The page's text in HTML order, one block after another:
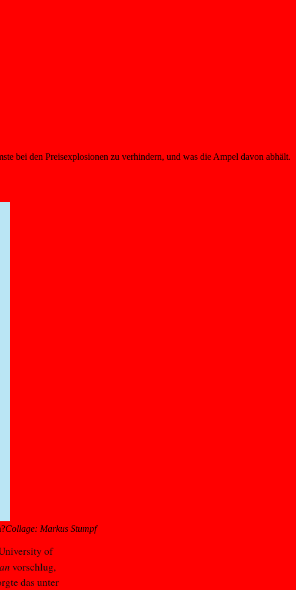
bei den Preisexplosionen zu verhindern, und was die Ampel davon abhält.
Collage: Markus Stumpf
of
vorschlug,
das unter